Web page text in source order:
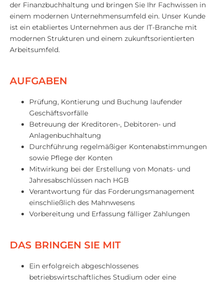
der Finanzbuchhaltung und bringen Sie Ihr Fachwissen in
einem modernen Unternehmensumfeld ein. Unser Kunde
ist ein etabliertes Unternehmen aus der IT-Branche mit
modernen Strukturen und einem zukunftsorientierten
Arbeitsumfeld.
AUFGABEN
Prüfung, Kontierung und Buchung laufender
Geschäftsvorfälle
Betreuung der Kreditoren-, Debitoren- und
Anlagenbuchhaltung
Durchführung regelmäßiger Kontenabstimmungen
sowie Pflege der Konten
Mitwirkung bei der Erstellung von Monats- und
Jahresabschlüssen nach HGB
Verantwortung für das Forderungsmanagement
einschließlich des Mahnwesens
Vorbereitung und Erfassung fälliger Zahlungen
DAS BRINGEN SIE MIT
Ein erfolgreich abgeschlossenes
betriebswirtschaftliches Studium oder eine